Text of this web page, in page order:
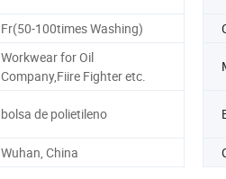
Fr(50-100times Washing)
Workwear for Oil
Company,Fiire Fighter etc.
bolsa de polietileno
Wuhan, China